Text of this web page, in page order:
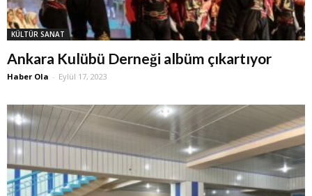
KÜLTÜR SANAT
Ankara Kulübü Derneği albüm çıkartıyor
Haber Ola - Eylül 17, 2023